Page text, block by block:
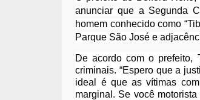
anunciar que a Segunda
homem conhecido como
Parque São José e
De acordo com o prefeito,
criminais. “Espero que a
ideal é que as vítimas
marginal. Se você